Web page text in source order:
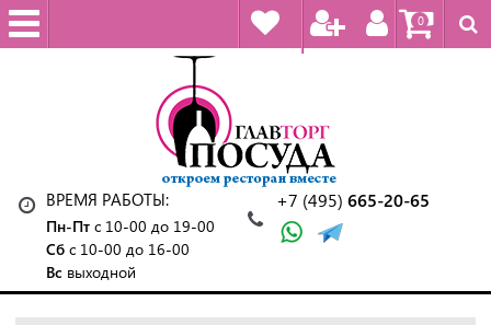
0
ВРЕМЯ РАБОТЫ:
Пн-Пт с 10-00 до 19-00
Сб с 10-00 до 16-00
Вс выходной
+7 (495) 665-20-65